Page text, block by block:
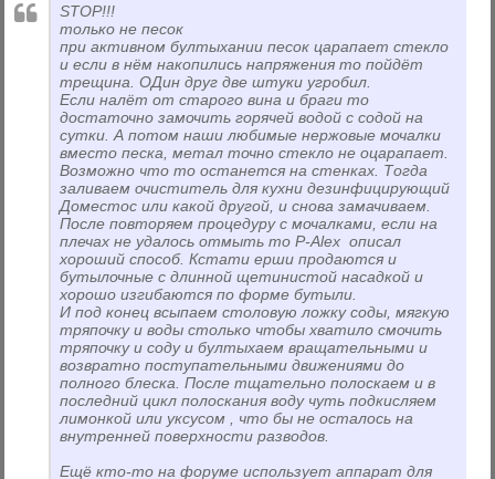
STOP!!!
только не песок
при активном бултыхании песок царапает стекло
и если в нём накопились напряжения то пойдёт
трещина. ОДин друг две штуки угробил.
Если налёт от старого вина и браги то
достаточно замочить горячей водой с содой на
сутки. А потом наши любимые нержовые мочалки
вместо песка, метал точно стекло не оцарапает.
Возможно что то останется на стенках. Тогда
заливаем очиститель для кухни дезинфицирующий
Доместос или какой другой, и снова замачиваем.
После повторяем процедуру с мочалками, если на
плечах не удалось отмыть то P-Alex описал
хороший способ. Кстати ерши продаются и
бутылочные с длинной щетинистой насадкой и
хорошо изгибаются по форме бутыли.
И под конец всыпаем столовую ложку соды, мягкую
тряпочку и воды столько чтобы хватило смочить
тряпочку и соду и бултыхаем вращательными и
возвратно поступательными движениями до
полного блеска. После тщательно полоскаем и в
последний цикл полоскания воду чуть подкисляем
лимонкой или уксусом , что бы не осталось на
внутренней поверхности разводов.
Ещё кто-то на форуме использует аппарат для